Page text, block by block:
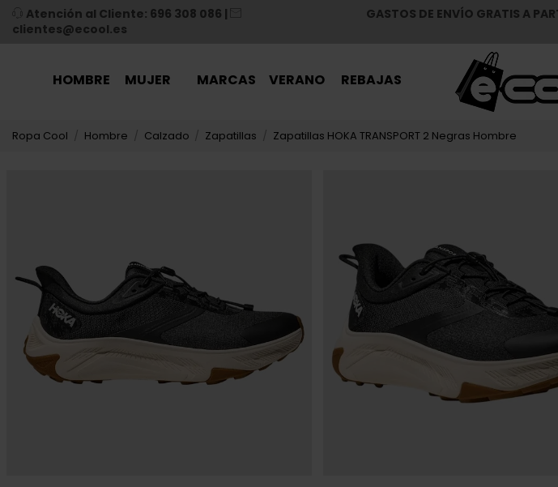
Atención al Cliente: 696 308 086 |
clientes@ecool.es
GASTOS DE ENVÍO GRATIS A
HOMBRE MUJER MARCAS VERANO REBAJAS
Ropa Cool Hombre Calzado Zapatillas Zapatillas HOKA TRANSPORT 2 Negras Hombre